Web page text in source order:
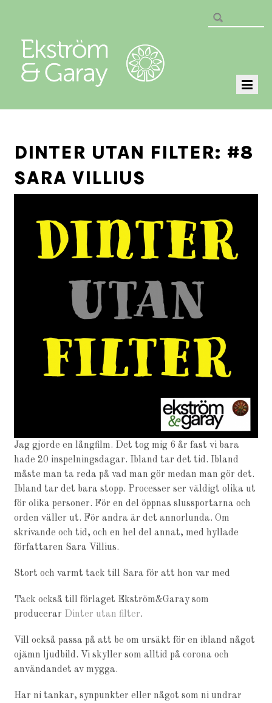
DINTER UTAN FILTER: #8
SARA VILLIUS
Jag gjorde en långfilm. Det tog mig 6 år fast vi bara
hade 20 inspelningsdagar. Ibland tar det tid. Ibland
måste man ta reda på vad man gör medan man gör det.
Ibland tar det bara stopp. Processer ser väldigt olika ut
för olika personer. För en del öppnas slussportarna och
orden väller ut. För andra är det annorlunda. Om
skrivande och tid, och en hel del annat, med hyllade
författaren Sara Villius.
Stort och varmt tack till Sara för att hon var med
Tack också till förlaget Ekström&Garay som
producerar Dinter utan filter.
Vill också passa på att be om ursäkt för en ibland något
ojämn ljudbild. Vi skyller som alltid på corona och
användandet av mygga.
Har ni tankar, synpunkter eller något som ni undrar